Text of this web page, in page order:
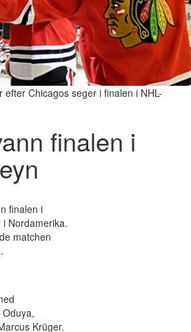
efter Chicagos seger i finalen i NHL-
finalen i
finalen i
i Nordamerika.
matchen
Krüger.